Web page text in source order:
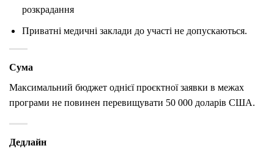
розкрадання
Приватні медичні заклади до участі не допускаються.
Сума
Максимальний бюджет однієї проєктної заявки в межах
програми не повинен перевищувати 50 000 доларів США.
Дедлайн